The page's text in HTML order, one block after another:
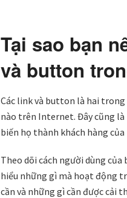
Tại sao bạn
và button
Các link và button là hai
nào trên Internet. Đây cũng
biến họ thành khách hàng của
Theo dõi cách người dùng
hiểu những gì mà hoạt động
cần và những gì cần được cải